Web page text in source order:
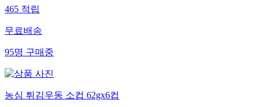
465적립
무료배송
95명구매중
농심 튀김우동 소컵 62gx6컵